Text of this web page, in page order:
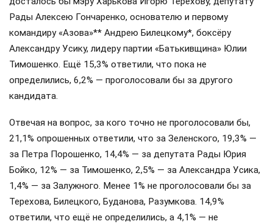
Рады Алексею Гончаренко, основателю и первому
командиру «Азова»** Андрею Билецкому*, боксёру
Александру Усику, лидеру партии «Батькивщина» Юлии
Тимошенко. Ещё 15,3% ответили, что пока не
определились, 6,2% — проголосовали бы за другого
кандидата.
Отвечая на вопрос, за кого точно не проголосовали бы,
21,1% опрошенных ответили, что за Зеленского, 19,3% —
за Петра Порошенко, 14,4% — за депутата Рады Юрия
Бойко, 12% — за Тимошенко, 2,5% — за Александра Усика,
1,4% — за Залужного. Менее 1% не проголосовали бы за
Терехова, Билецкого, Буданова, Разумкова. 14,9%
ответили, что ещё не определились, а 4,1% — не